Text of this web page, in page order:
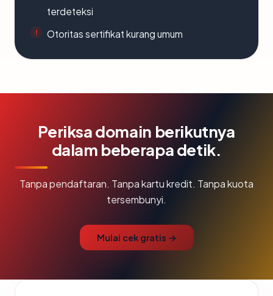
terdeteksi
Otoritas sertifikat kurang umum
Periksa domain berikutnya
dalam beberapa detik.
Tanpa pendaftaran. Tanpa kartu kredit. Tanpa kuota
tersembunyi.
Mulai cek gratis →